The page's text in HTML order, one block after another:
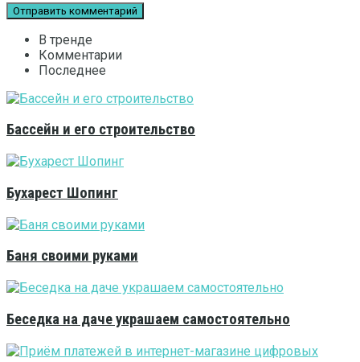
В тренде
Комментарии
Последнее
Бассейн и его строительство
Бухарест Шопинг
Баня своими руками
Беседка на даче украшаем самостоятельно